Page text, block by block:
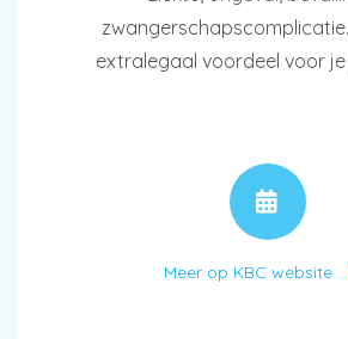
extralegaal voordeel voor je
Meer op KBC website ...